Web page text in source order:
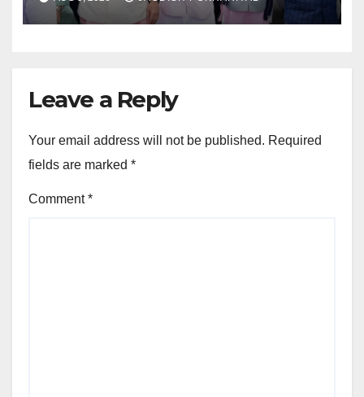
Leave a Reply
Your email address will not be published. Required
fields are marked *
Comment*